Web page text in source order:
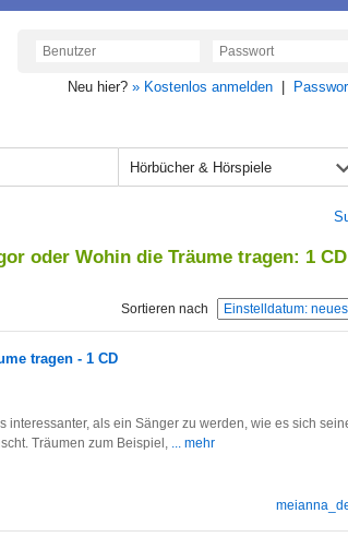
Neu hier? » Kostenlos anmelden
Hörbücher & Hörspiele
oder Wohin die Träume tragen: 1
Sortieren nach
tragen - 1 CD
interessanter, als ein Sänger zu werden, wie es sich
Träumen zum Beispiel, ... mehr